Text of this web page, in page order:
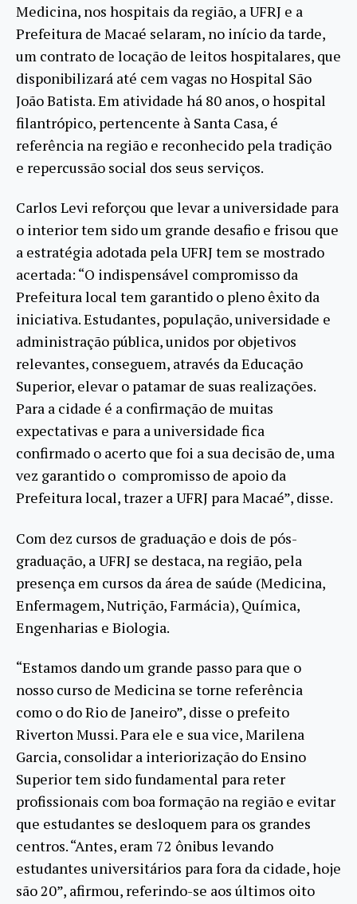
Medicina, nos hospitais da região, a UFRJ e a
Prefeitura de Macaé selaram, no início da tarde,
um contrato de locação de leitos hospitalares, que
disponibilizará até cem vagas no Hospital São
João Batista. Em atividade há 80 anos, o hospital
filantrópico, pertencente à Santa Casa, é
referência na região e reconhecido pela tradição
e repercussão social dos seus serviços.
Carlos Levi reforçou que levar a universidade para
o interior tem sido um grande desafio e frisou que
a estratégia adotada pela UFRJ tem se mostrado
acertada: “O indispensável compromisso da
Prefeitura local tem garantido o pleno êxito da
iniciativa. Estudantes, população, universidade e
administração pública, unidos por objetivos
relevantes, conseguem, através da Educação
Superior, elevar o patamar de suas realizações.
Para a cidade é a confirmação de muitas
expectativas e para a universidade fica
confirmado o acerto que foi a sua decisão de, uma
vez garantido o compromisso de apoio da
Prefeitura local, trazer a UFRJ para Macaé”, disse.
Com dez cursos de graduação e dois de pós-
graduação, a UFRJ se destaca, na região, pela
presença em cursos da área de saúde (Medicina,
Enfermagem, Nutrição, Farmácia), Química,
Engenharias e Biologia.
“Estamos dando um grande passo para que o
nosso curso de Medicina se torne referência
como o do Rio de Janeiro”, disse o prefeito
Riverton Mussi. Para ele e sua vice, Marilena
Garcia, consolidar a interiorização do Ensino
Superior tem sido fundamental para reter
profissionais com boa formação na região e evitar
que estudantes se desloquem para os grandes
centros. “Antes, eram 72 ônibus levando
estudantes universitários para fora da cidade, hoje
são 20”, afirmou, referindo-se aos últimos oito